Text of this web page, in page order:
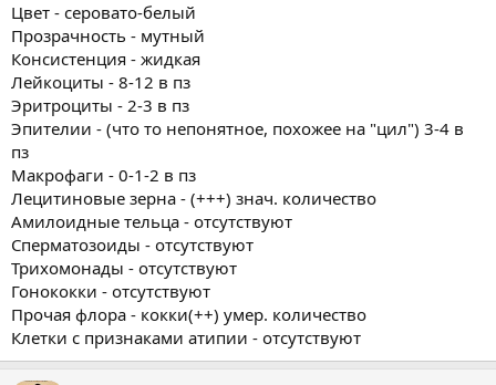
Цвет - серовато-белый
Прозрачность - мутный
Консистенция - жидкая
Лейкоциты - 8-12 в пз
Эритроциты - 2-3 в пз
Эпителии - (что то непонятное, похожее на "цил") 3-4 в
пз
Макрофаги - 0-1-2 в пз
Лецитиновые зерна - (+++) знач. количество
Амилоидные тельца - отсутствуют
Сперматозоиды - отсутствуют
Трихомонады - отсутствуют
Гонококки - отсутствуют
Прочая флора - кокки(++) умер. количество
Клетки с признаками атипии - отсутствуют